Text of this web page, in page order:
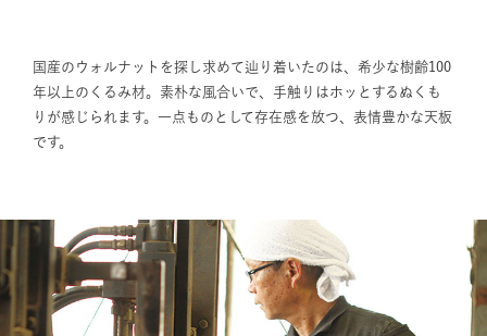
国産のウォルナットを探し求めて辿り着いたのは、希少な樹齢100
年以上のくるみ材。素朴な風合いで、手触りはホッとするぬくも
りが感じられます。一点ものとして存在感を放つ、表情豊かな天板
です。